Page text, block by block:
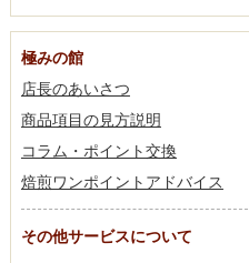
極みの館
店長のあいさつ
商品項目の見方説明
コラム・ポイント交換
焙煎ワンポイントアドバイス
その他サービスについて